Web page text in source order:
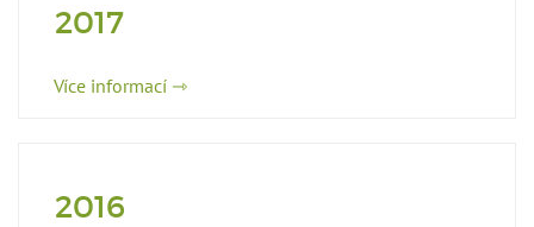
2017
Více informací ⇾
2016